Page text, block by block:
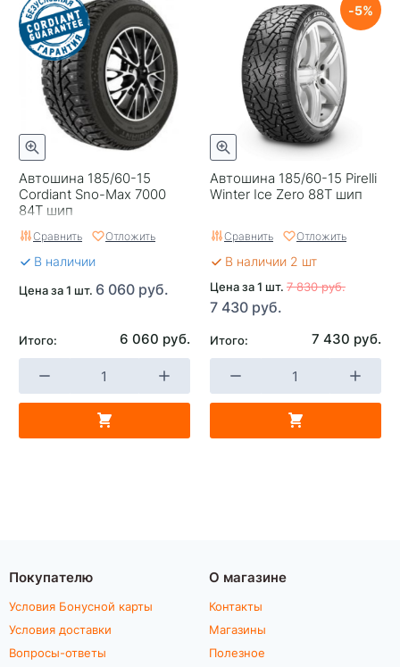
Автошина 185/60-15
Cordiant Sno-Max 7000
84T шип
Сравнить Отложить
В наличии
Цена за 1 шт. 6 060 руб.
Итого: 6 060 руб.
Автошина 185/60-15 Pirelli
Winter Ice Zero 88T шип
5
Сравнить Отложить
В наличии 2 шт
Цена за 1 шт. 7 830 руб.
7 430 руб.
Итого: 7 430 руб.
Покупателю
Условия Бонусной карты
Условия доставки
Вопросы-ответы
О магазине
Контакты
Магазины
Полезное